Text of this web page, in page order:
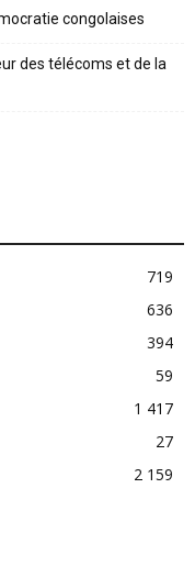
congolaises
des télécoms et de la
719
636
394
59
1 417
27
2 159